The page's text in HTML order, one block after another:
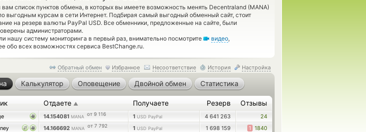
список пунктов обмена, в которых вы имеете возможность менять Decentraland (MANA)
выгодным курсам в сети Интернет. Подбирая самый выгодный обменный сайт, стоит
на резерв валюты PayPal USD. Все обменники, предложенные на сайте, были
администраторами.
нашу систему мониторинга в первый раз, внимательно посмотрите
видео,
обо всех возможностях сервиса BestChange.ru.
Обратный обмен Избранное Несоответствие История Настройка
Калькулятор Оповещение Двойной обмен Статистика
Отдаете ▲ Получаете Резерв Отзывы
14.154081 MANA от 9 116 1 USD PayPal 4 641 263
24
14.166692 MANA от 7 792 1 USD PayPal 1 698 159 1 1840